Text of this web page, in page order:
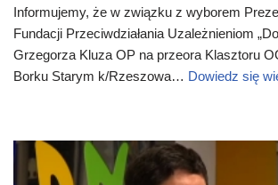
Informujemy, że w związku z wyborem
Fundacji Przeciwdziałania Uzależnieniom
Grzegorza Kluza OP na przeora Klasztoru
Borku Starym k/Rzeszowa… Dowiedz się